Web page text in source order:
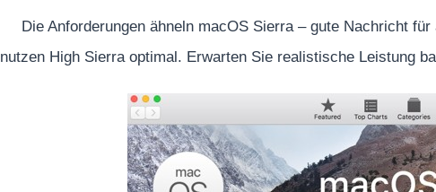
Die Anforderungen ähneln macOS Sierra – gute Nachricht
nutzen High Sierra optimal. Erwarten Sie realistische Leistung